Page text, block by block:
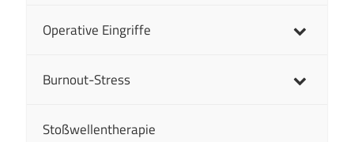
Operative Eingriffe
Burnout-Stress
Stoßwellentherapie